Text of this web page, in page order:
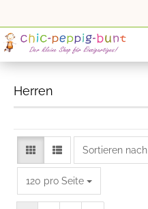
Herren
Sortieren nach
Sortieren nach
120 pro Seite
pro Seite